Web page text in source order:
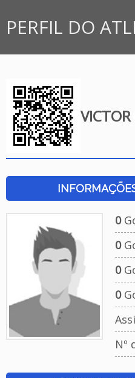
PERFIL DO
0
0
0
0
Nº